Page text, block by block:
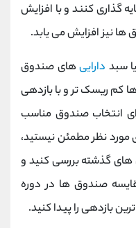
گذاری کنند و با افزایش
نیز افزایش می یابد.
سبد داراییهای صندوق
کم ریسک تر و با بازدهی
انتخاب صندوق مناسب
مورد نظر مطمئن نیستید،
های گذشته بررسی کنید و
صندوق ها در دوره
بازدهی را پیدا کنید.